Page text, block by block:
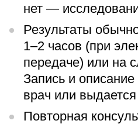
нет —
Результаты
1–2 часов (при
передаче) или на
Запись и
врач или
Повторная